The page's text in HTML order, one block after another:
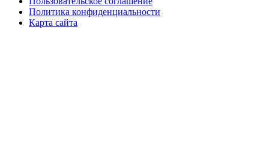
Политика конфиденциальности
Карта сайта